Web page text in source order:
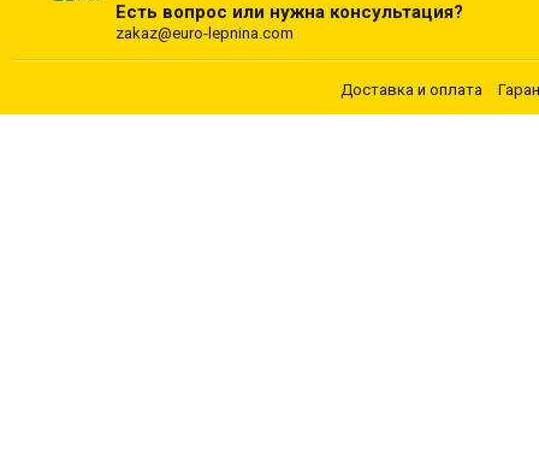
Есть вопрос или нужна консультация?
zakaz@euro-lepnina.com
Доставка и оплата